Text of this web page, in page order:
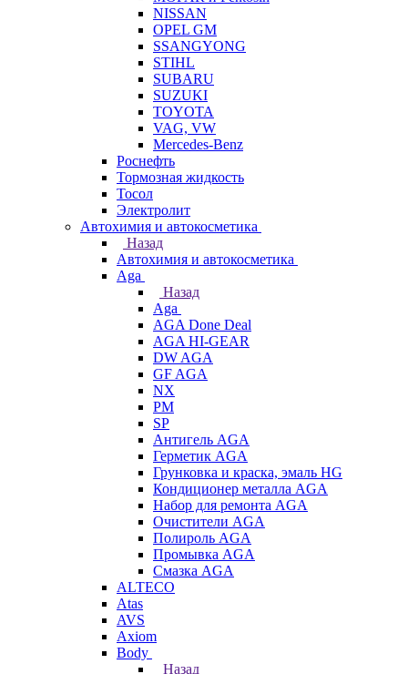
NISSAN
OPEL GM
SSANGYONG
STIHL
SUBARU
SUZUKI
TOYOTA
VAG, VW
Мercedes-Benz
Роснефть
Тормозная жидкость
Тосол
Электролит
Автохимия и автокосметика
Назад
Автохимия и автокосметика
Aga
Назад
Aga
AGA Done Deal
AGA HI-GEAR
DW AGA
GF AGA
NX
PM
SP
Антигель AGA
Герметик AGA
Грунковка и краска, эмаль HG
Кондиционер металла AGA
Набор для ремонта AGA
Очистители AGA
Полироль AGA
Промывка AGA
Смазка AGA
ALTECO
Atas
AVS
Axiom
Body
Назад